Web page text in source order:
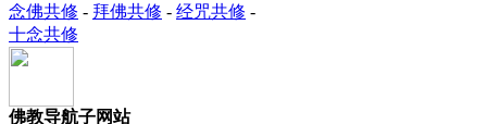
念佛共修 - 拜佛共修 - 经咒共修 -
十念共修
佛教导航子网站